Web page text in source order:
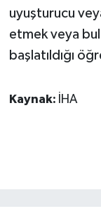
uyuşturucu
etmek veya
başlatıldığı
Kaynak: İHA
ÜLKE